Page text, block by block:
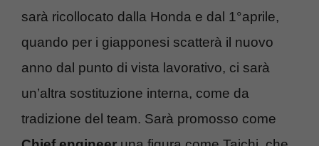
sarà ricollocato dalla Honda e dal 1°aprile,
quando per i giapponesi scatterà il nuovo
anno dal punto di vista lavorativo, ci sarà
un’altra sostituzione interna, come da
tradizione del team. Sarà promosso come